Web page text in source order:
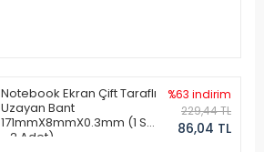
Notebook Ekran Çift Taraflı
Uzayan Bant
171mmX8mmX0.3mm (1 Set
- 2 Adet)
%63 indirim
229,44 TL
86,04 TL